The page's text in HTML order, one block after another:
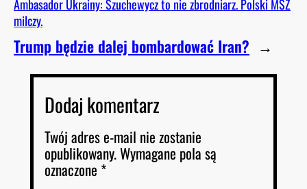
Ambasador Ukrainy: Szuchewycz to nie zbrodniarz. Polski MSZ
milczy.
Trump będzie dalej bombardować Iran? →
Dodaj komentarz
Twój adres e-mail nie zostanie
opublikowany.Wymagane pola są
oznaczone *